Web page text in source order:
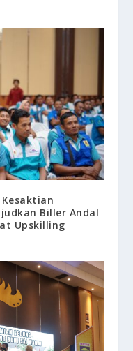
Biller Andal
Upskilling